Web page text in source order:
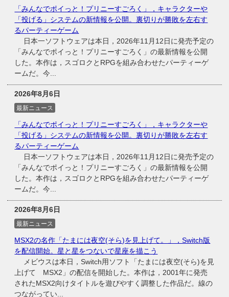
「みんなでポイっと！プリニーすごろく」，キャラクターや
「投げる」システムの新情報を公開。裏切りが勝敗を左右す
るパーティーゲーム
日本一ソフトウェアは本日，2026年11月12日に発売予定の
「みんなでポイっと！プリニーすごろく」の最新情報を公開
した。本作は，スゴロクとRPGを組み合わせたパーティーゲ
ームだ。今...
2026年8月6日
最新ニュース
「みんなでポイっと！プリニーすごろく」，キャラクターや
「投げる」システムの新情報を公開。裏切りが勝敗を左右す
るパーティーゲーム
日本一ソフトウェアは本日，2026年11月12日に発売予定の
「みんなでポイっと！プリニーすごろく」の最新情報を公開
した。本作は，スゴロクとRPGを組み合わせたパーティーゲ
ームだ。今...
2026年8月6日
最新ニュース
MSX2の名作「たまには夜空(そら)を見上げて。」，Switch版
を配信開始。星と星をつないで星座を描こう
メビウスは本日，Switch用ソフト「たまには夜空(そら)を見
上げて MSX2」の配信を開始した。本作は，2001年に発売
されたMSX2向けタイトルを遊びやすく調整した作品だ。線の
つながってい...